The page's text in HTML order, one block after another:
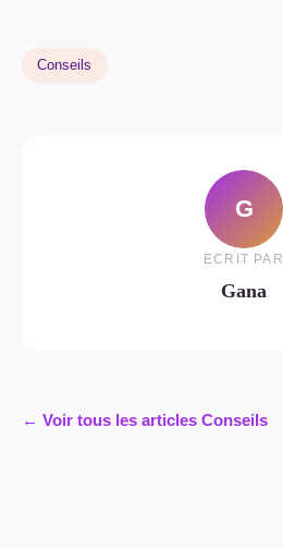
Conseils
G
ECRIT PAR
Gana
← Voir tous les articles Conseils